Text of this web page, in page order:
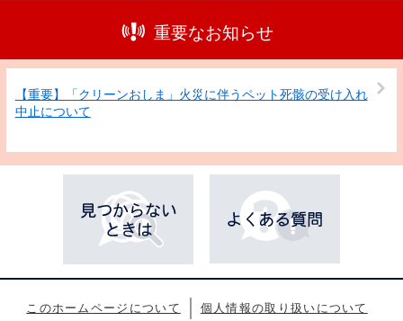
重要なお知らせ
【重要】「クリーンおしま」火災に伴うペット死骸の受け入れ
中止について
このホームページについて 個人情報の取り扱いについて